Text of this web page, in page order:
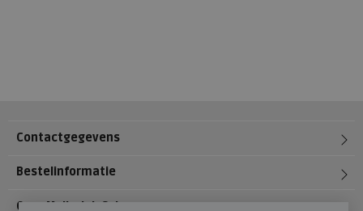
Contactgegevens
Bestelinformatie
Over Meijerink Schoenen